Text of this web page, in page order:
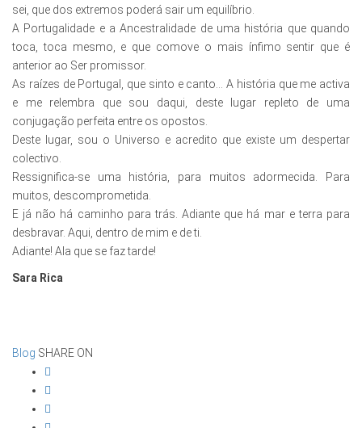
sei, que dos extremos poderá sair um equilíbrio.
A Portugalidade e a Ancestralidade de uma história que quando
toca, toca mesmo, e que comove o mais ínfimo sentir que é
anterior ao Ser promissor.
As raízes de Portugal, que sinto e canto… A história que me activa
e me relembra que sou daqui, deste lugar repleto de uma
conjugação perfeita entre os opostos.
Deste lugar, sou o Universo e acredito que existe um despertar
colectivo.
Ressignifica-se uma história, para muitos adormecida. Para
muitos, descomprometida.
E já não há caminho para trás. Adiante que há mar e terra para
desbravar. Aqui, dentro de mim e de ti.
Adiante! Ala que se faz tarde!
Sara Rica
Blog SHARE ON